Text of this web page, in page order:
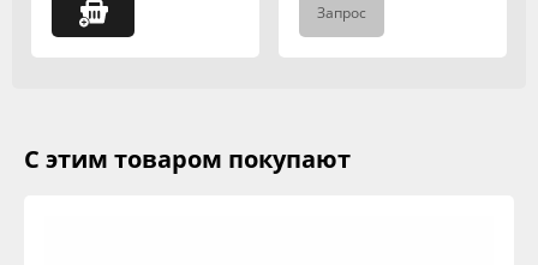
Запрос
С этим товаром покупают